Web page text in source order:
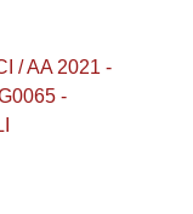
/ AA 2021 -
-